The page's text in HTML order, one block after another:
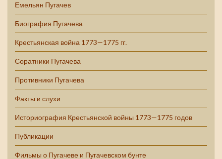
Емельян Пугачев
Биография Пугачева
Крестьянская война 1773—1775 гг.
Соратники Пугачева
Противники Пугачева
Факты и слухи
Историография Крестьянской войны 1773—1775 годов
Публикации
Фильмы о Пугачеве и Пугачевском бунте